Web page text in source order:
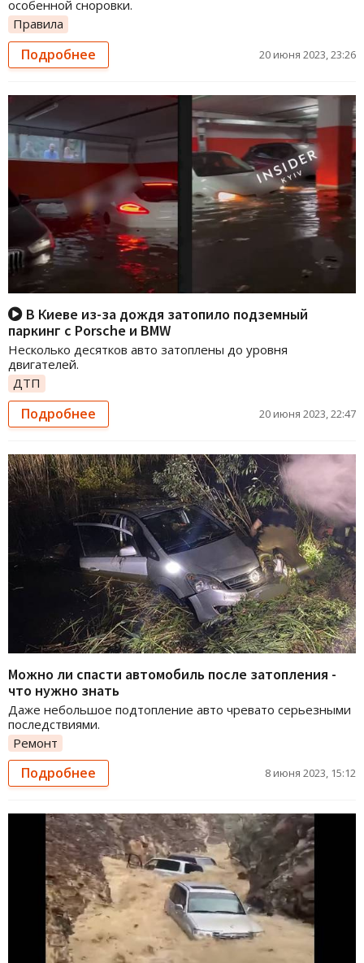
особенной сноровки.
Правила
Подробнее 20 июня 2023, 23:26
В Киеве из-за дождя затопило подземный
паркинг с Porsche и BMW
Несколько десятков авто затоплены до уровня
двигателей.
ДТП
Подробнее 20 июня 2023, 22:47
Можно ли спасти автомобиль после затопления -
что нужно знать
Даже небольшое подтопление авто чревато серьезными
последствиями.
Ремонт
Подробнее 8 июня 2023, 15:12